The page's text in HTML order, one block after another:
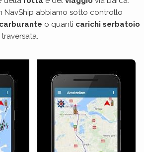
NavShip abbiamo sotto controllo
carburante o quanti carichi serbatoio